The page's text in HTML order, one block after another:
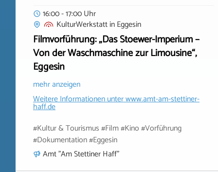
16:00 - 17:00 Uhr
KulturWerkstattinEggesin
Filmvorführung: „Das Stoewer-Imperium –
Von der Waschmaschine zur Limousine“,
Eggesin
mehr anzeigen
Weitere Informationen unterwww.amt-am-stettiner-
haff.de
#Kultur & Tourismus #Film #Kino #Vorführung
#Dokumentation #Eggesin
Amt "Am Stettiner Haff"